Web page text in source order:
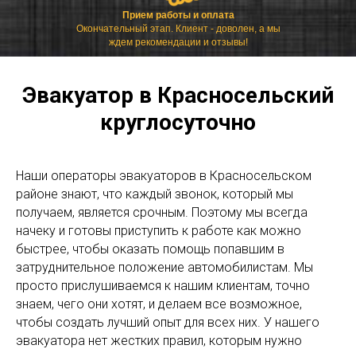
Прием работы и оплата
Окончательный этап. Клиент - доволен, а мы
ждем рекомендации и отзывы!
Эвакуатор в Красносельский
круглосуточно
Наши операторы эвакуаторов в Красносельском
районе знают, что каждый звонок, который мы
получаем, является срочным. Поэтому мы всегда
начеку и готовы приступить к работе как можно
быстрее, чтобы оказать помощь попавшим в
затруднительное положение автомобилистам. Мы
просто прислушиваемся к нашим клиентам, точно
знаем, чего они хотят, и делаем все возможное,
чтобы создать лучший опыт для всех них. У нашего
эвакуатора нет жестких правил, которым нужно